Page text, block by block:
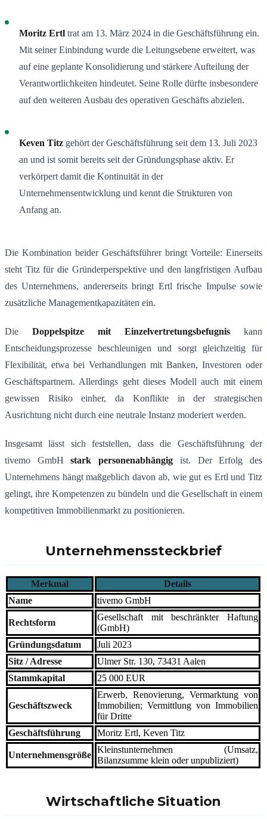
Moritz Ertl trat am 13. März 2024 in die Geschäftsführung ein.
Mit seiner Einbindung wurde die Leitungsebene erweitert, was
auf eine geplante Konsolidierung und stärkere Aufteilung der
Verantwortlichkeiten hindeutet. Seine Rolle dürfte insbesondere
auf den weiteren Ausbau des operativen Geschäfts abzielen.
Keven Titz gehört der Geschäftsführung seit dem 13. Juli 2023
an und ist somit bereits seit der Gründungsphase aktiv. Er
verkörpert damit die Kontinuität in der
Unternehmensentwicklung und kennt die Strukturen von
Anfang an.
Die Kombination beider Geschäftsführer bringt Vorteile: Einerseits
steht Titz für die Gründerperspektive und den langfristigen Aufbau
des Unternehmens, andererseits bringt Ertl frische Impulse sowie
zusätzliche Managementkapazitäten ein.
Die Doppelspitze mit Einzelvertretungsbefugnis kann
Entscheidungsprozesse beschleunigen und sorgt gleichzeitig für
Flexibilität, etwa bei Verhandlungen mit Banken, Investoren oder
Geschäftspartnern. Allerdings geht dieses Modell auch mit einem
gewissen Risiko einher, da Konflikte in der strategischen
Ausrichtung nicht durch eine neutrale Instanz moderiert werden.
Insgesamt lässt sich feststellen, dass die Geschäftsführung der
tivemo GmbHstark personenabhängig ist. Der Erfolg des
Unternehmens hängt maßgeblich davon ab, wie gut es Ertl und Titz
gelingt, ihre Kompetenzen zu bündeln und die Gesellschaft in einem
kompetitiven Immobilienmarkt zu positionieren.
Unternehmenssteckbrief
Merkmal
Details
Name
tivemo GmbH
Rechtsform
Gesellschaft mit beschränkter Haftung
(GmbH)
Gründungsdatum
Juli 2023
Sitz / Adresse
Ulmer Str. 130, 73431 Aalen
Stammkapital
25 000 EUR
Geschäftszweck
Erwerb, Renovierung, Vermarktung von
Immobilien; Vermittlung von Immobilien
für Dritte
Geschäftsführung
Moritz Ertl, Keven Titz
Unternehmensgröße
Kleinstunternehmen (Umsatz,
Bilanzsumme klein oder unpubliziert)
Wirtschaftliche Situation